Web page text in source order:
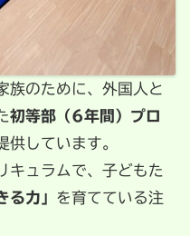
族のために、外国人と
初等部（6年間）プロ
供しています。
キュラムで、子どもた
る力」 を育てている注